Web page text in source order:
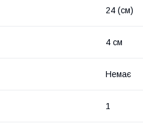
24 (см)
4 см
Немає
1